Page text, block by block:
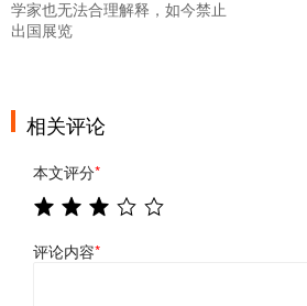
学家也无法合理解释，如今禁止
出国展览
相关评论
本文评分*
评论内容*